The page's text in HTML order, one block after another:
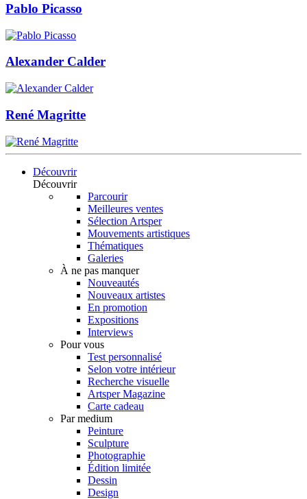
Pablo Picasso
Alexander Calder
René Magritte
Découvrir
Découvrir
Parcourir
Meilleures ventes
Sélection Artsper
Mouvements artistiques
Thématiques
Galeries
À ne pas manquer
Nouveautés
Nouveaux artistes
En promotion
Expositions
Interviews
Pour vous
Test personnalisé
Selon votre intérieur
Recherche visuelle
Artsper Magazine
Carte cadeau
Par medium
Peinture
Sculpture
Photographie
Édition limitée
Dessin
Design